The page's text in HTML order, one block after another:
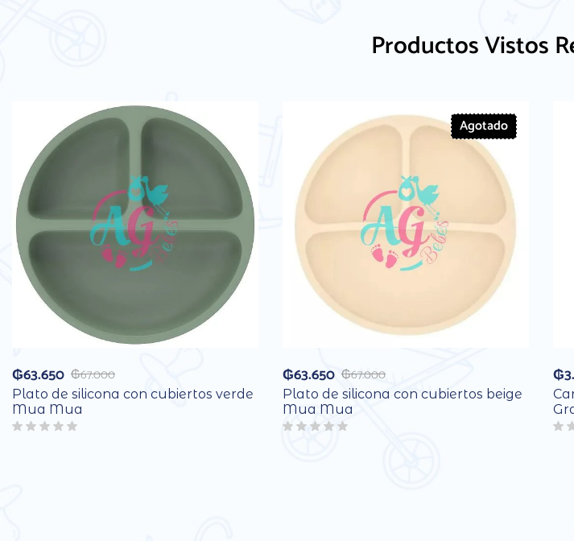
Productos Vistos
₲67.000
₲63.650
Plato de silicona con cubiertos verde
Mua Mua
Agotado
₲67.000
₲63.650
Plato de silicona con cubiertos beige
Mua Mua
₲